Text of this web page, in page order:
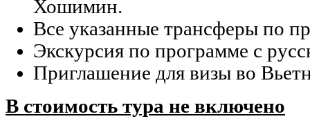
Хошимин.
Все указанные трансферы по
Экскурсия по программе с
Приглашение для визы во
В стоимость тура не включено